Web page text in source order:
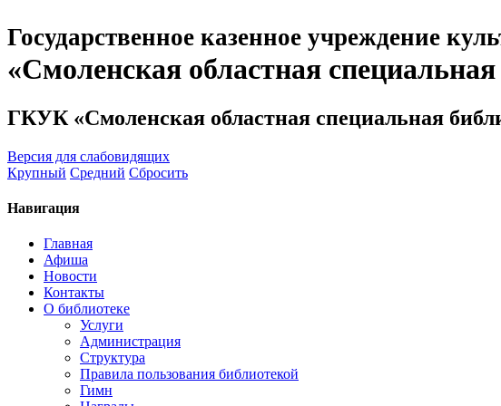
Государственное казенное учреждение
«Смоленская областная
ГКУК «Смоленская областная специальная
Версия для слабовидящих
Крупный Средний Сбросить
Навигация
Главная
Афиша
Новости
Контакты
О библиотеке
Услуги
Администрация
Структура
Правила пользования библиотекой
Гимн